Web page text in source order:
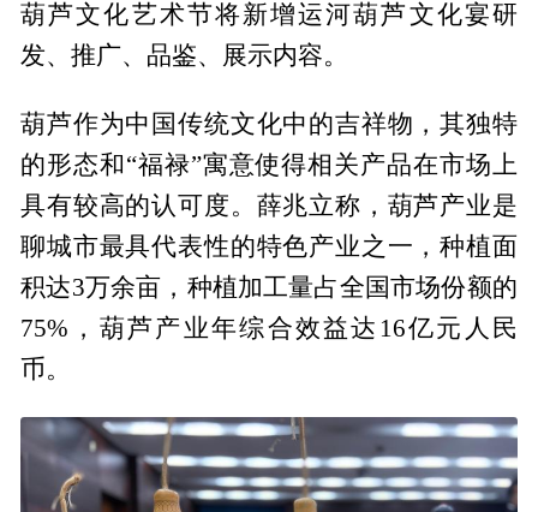
葫芦文化艺术节将新增运河葫芦文化宴研
发、推广、品鉴、展示内容。
葫芦作为中国传统文化中的吉祥物，其独特
的形态和“福禄”寓意使得相关产品在市场上
具有较高的认可度。薛兆立称，葫芦产业是
聊城市最具代表性的特色产业之一，种植面
积达3万余亩，种植加工量占全国市场份额的
75%，葫芦产业年综合效益达16亿元人民
币。